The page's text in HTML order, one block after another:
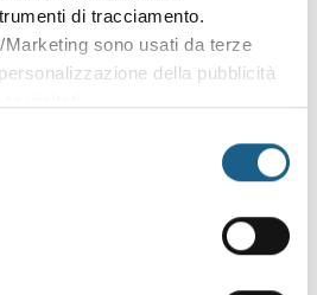
di tracciamento.
sono usati da terze
della pubblicità
anche la nostra Privacy
al corso come